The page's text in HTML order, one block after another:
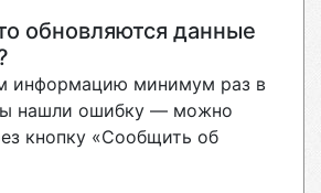
обновляются данные
информацию минимум раз в
нашли ошибку — можно
кнопку «Сообщить об